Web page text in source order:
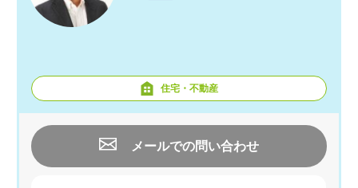
住宅・不動産
メールでの問い合わせ